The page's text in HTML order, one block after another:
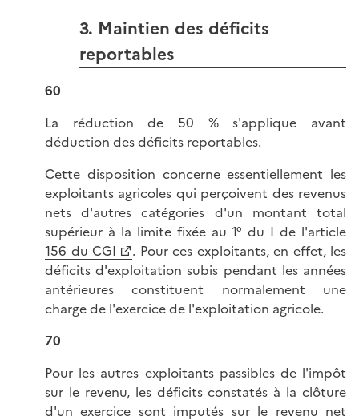
3. Maintien des déficits
reportables
60
La réduction de 50 % s'applique avant
déduction des déficits reportables.
Cette disposition concerne essentiellement les
exploitants agricoles qui perçoivent des revenus
nets d'autres catégories d'un montant total
supérieur à la limite fixée au 1° du I de l'article
156 du CGI
. Pour ces exploitants, en effet, les
déficits d'exploitation subis pendant les années
antérieures constituent normalement une
charge de l'exercice de l'exploitation agricole.
70
Pour les autres exploitants passibles de l'impôt
sur le revenu, les déficits constatés à la clôture
d'un exercice sont imputés sur le revenu net